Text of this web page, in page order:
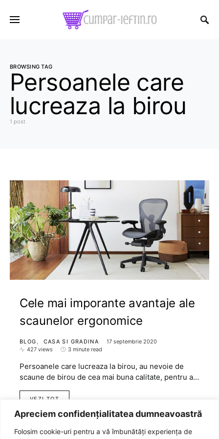
Apreciem confidențialitatea dumneavoastră
Folosim cookie-uri pentru a vă îmbunătăți experiența de
BROWSING TAG
Persoanele care
lucreaza la birou
1 post
Cele mai imporante avantaje ale
scaunelor ergonomice
BLOG CASA SI GRADINA
17 septembrie 2020
427 views
3 minute read
Persoanele care lucreaza la birou, au nevoie de
scaune de birou de cea mai buna calitate, pentru a…
VEZI TOT